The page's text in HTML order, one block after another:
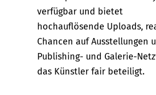
verfügbar und bietet
hochauflösende Uploads,
Chancen auf Ausstellungen
Publishing- und Galerie-
das Künstler fair beteiligt.